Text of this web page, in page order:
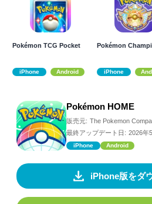
Pokémon TCG Pocket
iPhone Android
Pokémon
iPhone
Pokémon HOME
販売元: The Pokemon
最終アップデート日: 2026年
iPhone Android
iPhone版をダ